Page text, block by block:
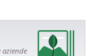
aziende